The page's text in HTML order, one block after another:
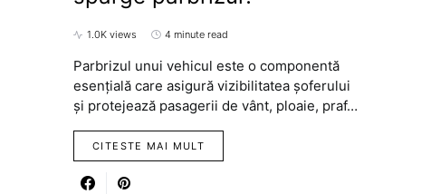
1.0K views 4 minute read
Parbrizul unui vehicul este o componentă
esențială care asigură vizibilitatea șoferului
și protejează pasagerii de vânt, ploaie, praf…
CITESTE MAI MULT